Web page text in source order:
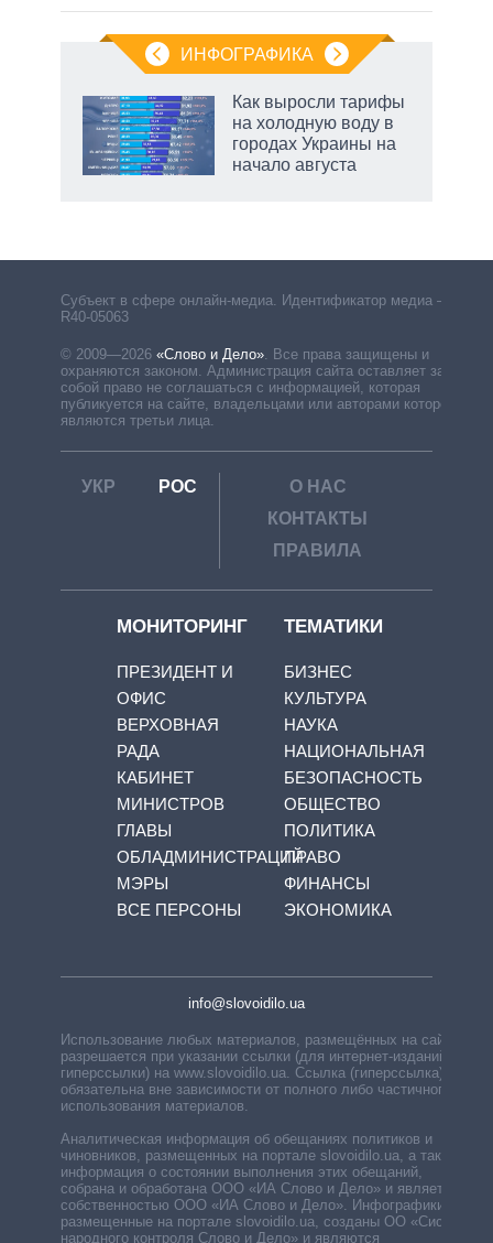
ИНФОГРАФИКА
Как выросли тарифы
на холодную воду в
городах Украины на
начало августа
Субъект в сфере онлайн-медиа. Идентификатор медиа –
R40-05063
© 2009—2026 «Слово и Дело». Все права защищены и
охраняются законом. Администрация сайта оставляет за
собой право не соглашаться с информацией, которая
публикуется на сайте, владельцами или авторами которой
являются третьи лица.
УКР РОС
О НАС
КОНТАКТЫ
ПРАВИЛА
МОНИТОРИНГ
ПРЕЗИДЕНТ И
ОФИС
ВЕРХОВНАЯ
РАДА
КАБИНЕТ
МИНИСТРОВ
ГЛАВЫ
ОБЛАДМИНИСТРАЦИЙ
МЭРЫ
ВСЕ ПЕРСОНЫ
ТЕМАТИКИ
БИЗНЕС
КУЛЬТУРА
НАУКА
НАЦИОНАЛЬНАЯ
БЕЗОПАСНОСТЬ
ОБЩЕСТВО
ПОЛИТИКА
ПРАВО
ФИНАНСЫ
ЭКОНОМИКА
info@slovoidilo.ua
Использование любых материалов, размещённых на сайте,
разрешается при указании ссылки (для интернет-изданий —
гиперссылки) на www.slovoidilo.ua. Ссылка (гиперссылка)
обязательна вне зависимости от полного либо частичного
использования материалов.
Аналитическая информация об обещаниях политиков и
чиновников, размещенных на портале slovoidilo.ua, а также
информация о состоянии выполнения этих обещаний,
собрана и обработана ООО «ИА Слово и Дело» и является
собственностью ООО «ИА Слово и Дело». Инфографики,
размещенные на портале slovoidilo.ua, созданы ОО «Система
народного контроля Слово и Дело» и являются